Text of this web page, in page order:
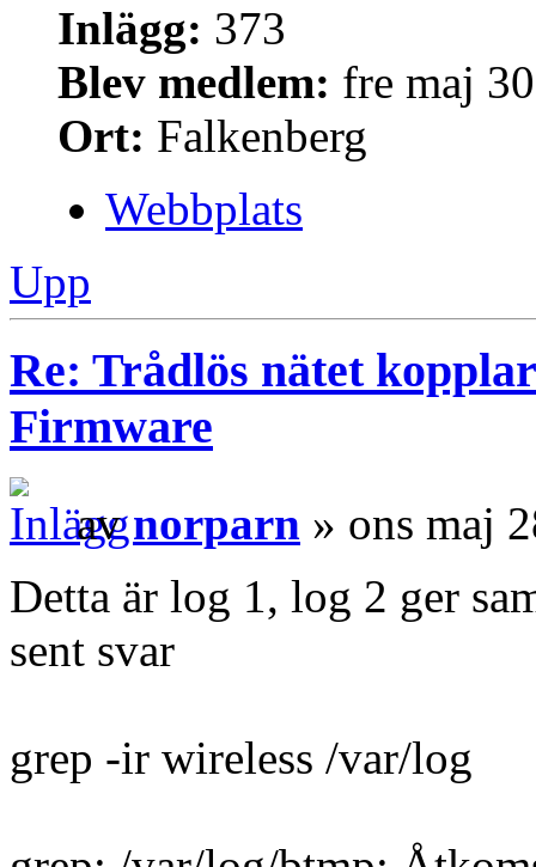
Inlägg: 373
Blev medlem: fre maj
Ort: Falkenberg
Webbplats
Upp
Re: Trådlös nätet
Firmware
avnorparn » ons maj
Detta är log 1, log 2 ger
sent svar
grep -ir wireless /var/log